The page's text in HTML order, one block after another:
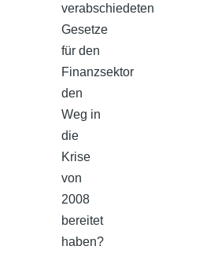
verabschiedeten
Gesetze
für den
Finanzsektor
den
Weg in
die
Krise
von
2008
bereitet
haben?